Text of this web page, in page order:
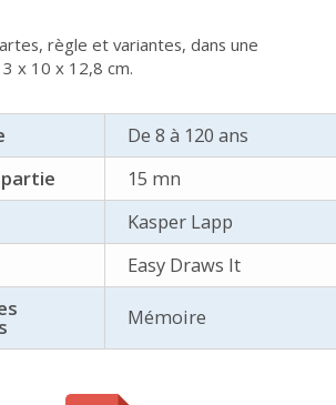
règle et variantes, dans une
x 10 x 12,8 cm.
De 8 à 120 ans
15 mn
Kasper Lapp
Easy Draws It
Mémoire